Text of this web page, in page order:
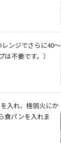
ンジでさらに40〜
不要です。）
入れ、極弱火にか
食パンを入れま